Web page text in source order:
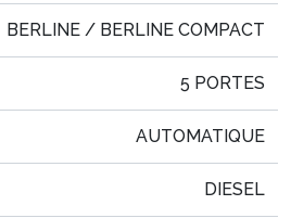
BERLINE / BERLINE COMPACT
5 PORTES
AUTOMATIQUE
DIESEL